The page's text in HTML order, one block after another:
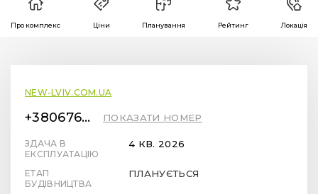
Про комплекс Ціни Планування Рейтинг Локація
NEW-LVIV.COM.UA
+380676712299 ПОКАЗАТИ НОМЕР
ЗДАЧА В
ЕКСПЛУАТАЦІЮ
4 КВ. 2026
ЕТАП
БУДІВНИЦТВА
ПЛАНУЄТЬСЯ